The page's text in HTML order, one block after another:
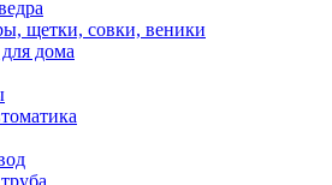
щетки, совки, веники
дома